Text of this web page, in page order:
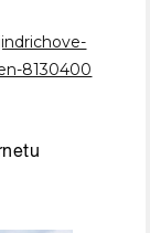
8130400